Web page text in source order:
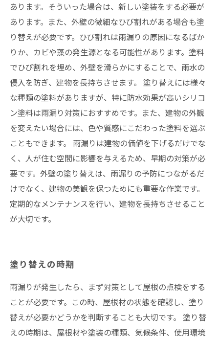
あります。そういった場合は、新しい塗装をする必要が
あります。また、外壁の微細なひび割れがある場合も塗
り替えが必要です。ひび割れは雨漏りの原因になるばか
りか、カビや藻の発生源となる可能性があります。塗料
でひび割れを埋め、外壁を滑らかにすることで、雨水の
侵入を防ぎ、建物を長持ちさせます。 塗り替えには様々
な種類の塗料がありますが、特に防水効果が高いシリコ
ン塗料は雨漏り対策におすすめです。また、建物の外観
を変えたい場合には、色や質感にこだわった塗料を選ぶ
こともできます。 雨漏りは建物の価値を下げるだけでな
く、人が住む空間に影響を与えるため、早期の対策が必
要です。外壁の塗り替えは、雨漏りの予防につながるだ
けでなく、建物の美観を保つためにも重要な作業です。
定期的なメンテナンスを行い、建物を長持ちさせること
が大切です。
塗り替えの時期
雨漏りが発生したら、まず対策として屋根の点検をする
ことが必要です。この時、屋根材の状態を確認し、塗り
替えが必要かどうかを判断することも大切です。 塗り替
えの時期は、屋根材や塗装の種類、気候条件、使用環境